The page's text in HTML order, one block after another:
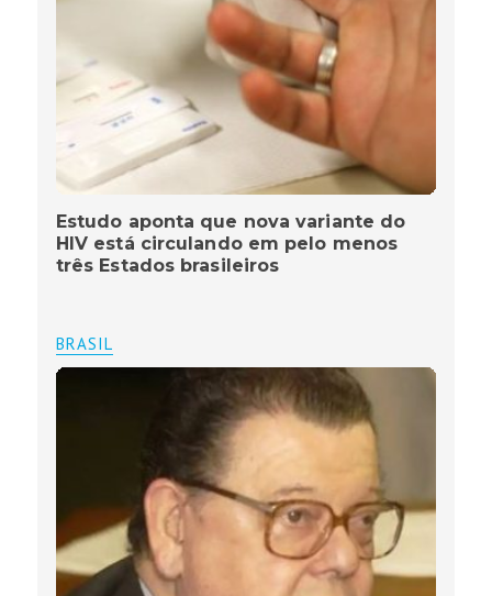
Estudo aponta que nova variante do
HIV está circulando em pelo menos
três Estados brasileiros
BRASIL